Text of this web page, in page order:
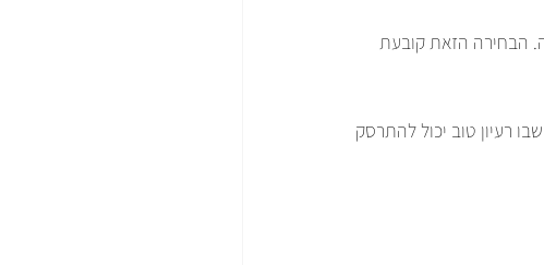
הבחירה הזאת קובעת
רעיון טוב יכול להתרסק